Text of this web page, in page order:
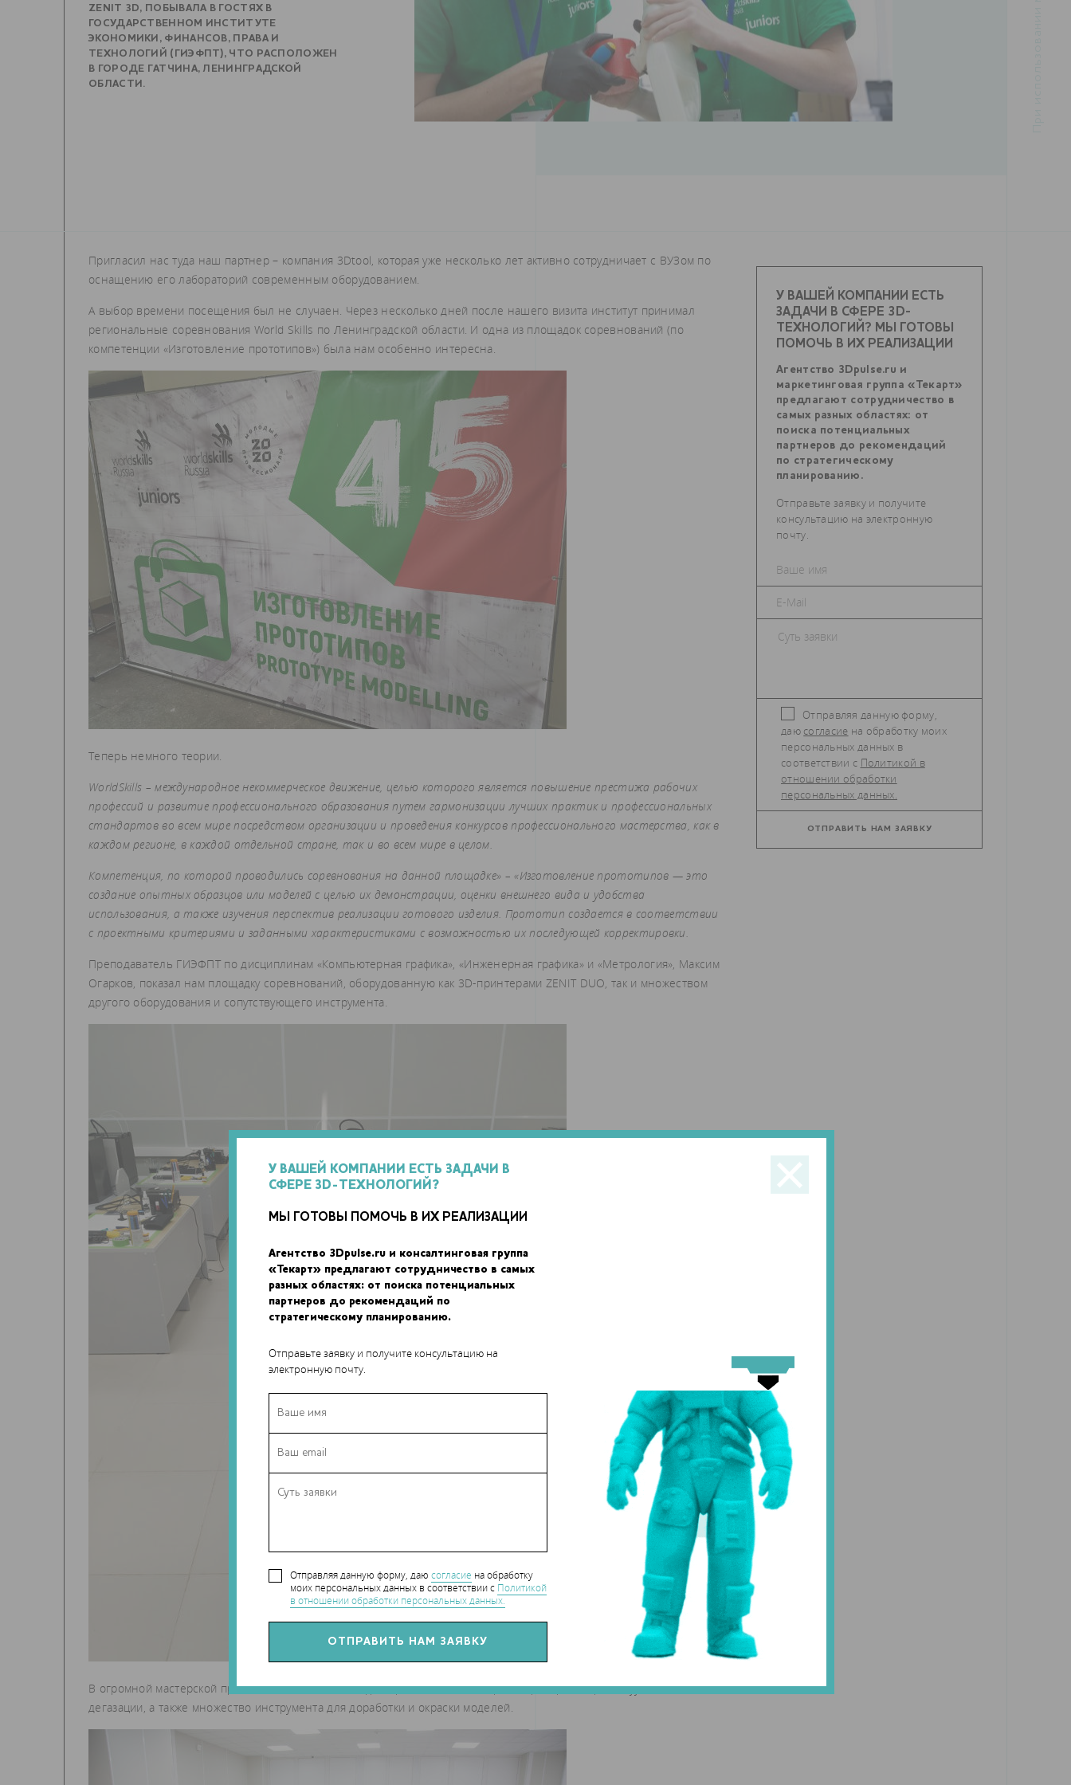
У ВАШЕЙ КОМПАНИИ ЕСТЬ ЗАДАЧИ В
СФЕРЕ 3D-ТЕХНОЛОГИЙ?
МЫ ГОТОВЫ ПОМОЧЬ В ИХ РЕАЛИЗАЦИИ
Агентство 3Dpulse.ru и консалтинговая группа
«Текарт» предлагают сотрудничество в самых
разных областях: от поиска потенциальных
партнеров до рекомендаций по
стратегическому планированию.
Отправьте заявку и получите консультацию на
электронную почту.
Отправляя данную форму, даю согласие на обработку
моих персональных данных в соответствии с Политикой
в отношении обработки персональных данных.
ZENIT 3D, ПОБЫВАЛА В ГОСТЯХ В
ГОСУДАРСТВЕННОМ ИНСТИТУТЕ
ЭКОНОМИКИ, ФИНАНСОВ, ПРАВА И
ТЕХНОЛОГИЙ (ГИЭФПТ), ЧТО РАСПОЛОЖЕН
В ГОРОДЕ ГАТЧИНА, ЛЕНИНГРАДСКОЙ
ОБЛАСТИ.
Пригласил нас туда наш партнер – компания 3Dtool, которая уже несколько лет активно сотрудничает с ВУЗом по
оснащению его лабораторий современным оборудованием.
А выбор времени посещения был не случаен. Через несколько дней после нашего визита институт принимал
региональные соревнования World Skills по Ленинградской области. И одна из площадок соревнований (по
компетенции «Изготовление прототипов») была нам особенно интересна.
Теперь немного теории.
WorldSkills – международное некоммерческое движение, целью которого является повышение престижа рабочих
профессий и развитие профессионального образования путем гармонизации лучших практик и профессиональных
стандартов во всем мире посредством организации и проведения конкурсов профессионального мастерства, как в
каждом регионе, в каждой отдельной стране, так и во всем мире в целом.
Компетенция, по которой проводились соревнования на данной площадке» – «Изготовление прототипов — это
создание опытных образцов или моделей с целью их демонстрации, оценки внешнего вида и удобства
использования, а также изучения перспектив реализации готового изделия. Прототип создается в соответствии
с проектными критериями и заданными характеристиками с возможностью их последующей корректировки.
Преподаватель ГИЭФПТ по дисциплинам «Компьютерная графика», «Инженерная графика» и «Метрология», Максим
Огарков, показал нам площадку соревнований, оборудованную как 3D-принтерами ZENIT DUO, так и множеством
другого оборудования и сопутствующего инструмента.
В огромной мастерской представлены новейшие фрезерные станки, лазерный гравер, камеры вакуумной
дегазации, а также множество инструмента для доработки и окраски моделей.
У ВАШЕЙ КОМПАНИИ ЕСТЬ
ЗАДАЧИ В СФЕРЕ 3D-
ТЕХНОЛОГИЙ? МЫ ГОТОВЫ
ПОМОЧЬ В ИХ РЕАЛИЗАЦИИ
Агентство 3Dpulse.ru и
маркетинговая группа «Текарт»
предлагают сотрудничество в
самых разных областях: от
поиска потенциальных
партнеров до рекомендаций
по стратегическому
планированию.
Отправьте заявку и получите
консультацию на электронную
почту.
Отправляя данную форму,
даю согласие
персональных данных в
соответствии с Политикой в
отношении обработки
персональных данных.